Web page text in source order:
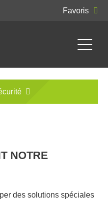
Favoris
NOTRE
des solutions spéciales